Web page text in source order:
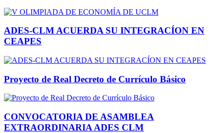
ADES-CLM ACUERDA SU INTEGRACÍON EN
CEAPES
Proyecto de Real Decreto de Currículo Básico
CONVOCATORIA DE ASAMBLEA
EXTRAORDINARIA ADES CLM